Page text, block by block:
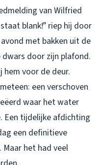
van Wilfried
blank!” riep hij door
met bakken uit de
door zijn plafond.
hem voor de deur.
een verschoven
waar het water
Een tijdelijke afdichting
een definitieve
het had veel